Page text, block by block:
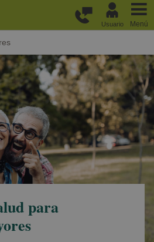
Usuario Menú
para